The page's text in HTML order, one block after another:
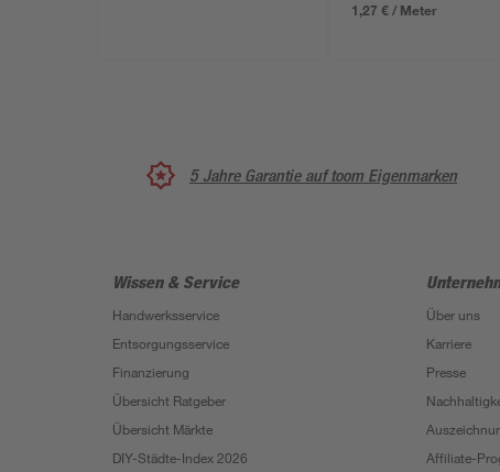
1,27 € / Meter
5 Jahre Garantie auf toom Eigenmarken
Wissen & Service
Handwerksservice
Entsorgungsservice
Finanzierung
Übersicht Ratgeber
Übersicht Märkte
DIY-Städte-Index 2026
Über uns
Karriere
Presse
Affiliate-